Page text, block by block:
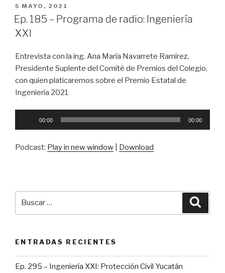
PUBLICADO
EN
5 MAYO, 2021
Ep. 185 – Programa de radio: Ingeniería
XXI
Entrevista con la ing. Ana María Navarrete Ramírez,
Presidente Suplente del Comité de Premios del Colegio,
con quien platicaremos sobre el Premio Estatal de
Ingeniería 2021
00:00 00:00
Podcast: Play in new window Download
ENTRADAS RECIENTES
Ep. 295 – Ingeniería XXI: Protección Civil Yucatán